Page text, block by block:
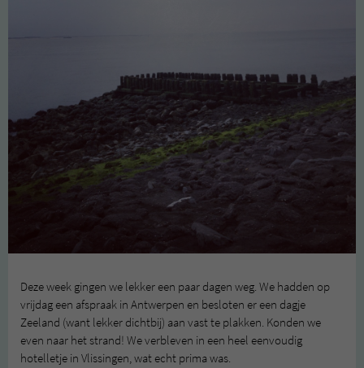
Deze week gingen we lekker een paar dagen weg. We hadden op
vrijdag een afspraak in Antwerpen en besloten er een dagje
Zeeland (want lekker dichtbij) aan vast te plakken. Konden we
even naar het strand! We verbleven in een heel eenvoudig
hotelletje in Vlissingen, wat echt prima was.